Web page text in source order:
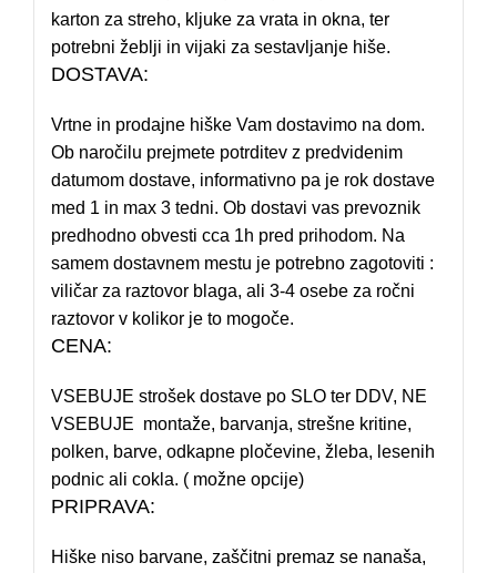
karton za streho, kljuke za vrata in okna, ter
potrebni žeblji in vijaki za sestavljanje hiše.
DOSTAVA:
Vrtne in prodajne hiške Vam dostavimo na dom.
Ob naročilu prejmete potrditev z predvidenim
datumom dostave, informativno pa je rok dostave
med 1 in max 3 tedni. Ob dostavi vas prevoznik
predhodno obvesti cca 1h pred prihodom. Na
samem dostavnem mestu je potrebno zagotoviti :
viličar za raztovor blaga, ali 3-4 osebe za ročni
raztovor v kolikor je to mogoče.
CENA:
VSEBUJE strošek dostave po SLO ter DDV, NE
VSEBUJE montaže, barvanja, strešne kritine,
polken, barve, odkapne pločevine, žleba, lesenih
podnic ali cokla. ( možne opcije)
PRIPRAVA:
Hiške niso barvane, zaščitni premaz se nanaša,